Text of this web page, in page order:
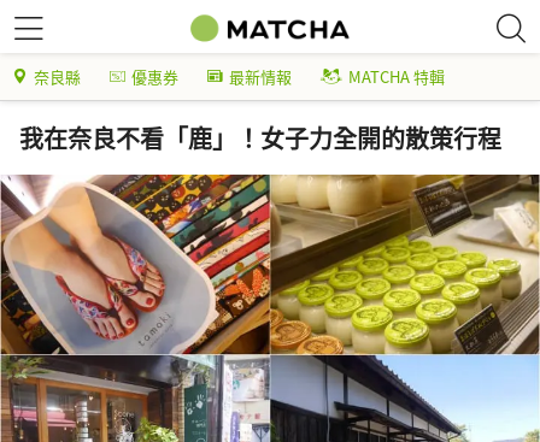
奈良縣 優惠券 最新情報 MATCHA 特輯
我在奈良不看「鹿」！女子力全開的散策行程